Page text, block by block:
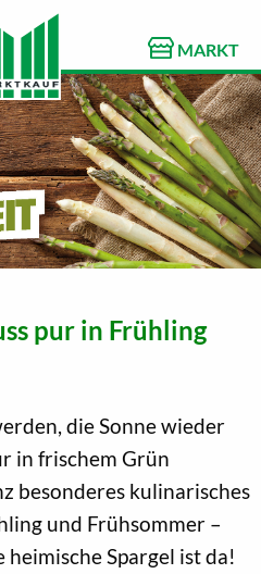
MARKT
pur in Frühling
die Sonne wieder
in frischem Grün
besonderes kulinarisches
und Frühsommer –
Spargel ist da!